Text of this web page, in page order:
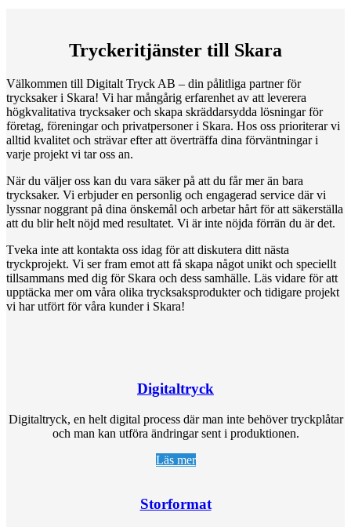
Tryckeritjänster till Skara
Välkommen till Digitalt Tryck AB – din pålitliga partner för
trycksaker i Skara! Vi har mångårig erfarenhet av att leverera
högkvalitativa trycksaker och skapa skräddarsydda lösningar för
företag, föreningar och privatpersoner i Skara. Hos oss prioriterar vi
alltid kvalitet och strävar efter att överträffa dina förväntningar i
varje projekt vi tar oss an.
När du väljer oss kan du vara säker på att du får mer än bara
trycksaker. Vi erbjuder en personlig och engagerad service där vi
lyssnar noggrant på dina önskemål och arbetar hårt för att säkerställa
att du blir helt nöjd med resultatet. Vi är inte nöjda förrän du är det.
Tveka inte att kontakta oss idag för att diskutera ditt nästa
tryckprojekt. Vi ser fram emot att få skapa något unikt och speciellt
tillsammans med dig för Skara och dess samhälle. Läs vidare för att
upptäcka mer om våra olika trycksaksprodukter och tidigare projekt
vi har utfört för våra kunder i Skara!
Digitaltryck
Digitaltryck, en helt digital process där man inte behöver tryckplåtar
och man kan utföra ändringar sent i produktionen.
Läs mer
Storformat